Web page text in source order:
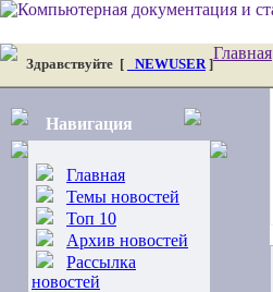
Здравствуйте [ _NEWUSER]
Главная
Навигация
Главная
Темы новостей
Топ 10
Архив новостей
Рассылка
новостей